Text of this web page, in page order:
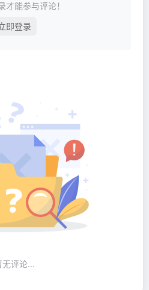
才能参与评论！
即登录
无评论...